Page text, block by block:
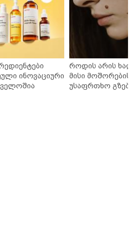
ინოვაციური
როდის არის
მისი მოშორების
უსაფრთხო გზები